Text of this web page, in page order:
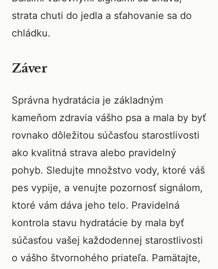
strata chuti do jedla a sťahovanie sa do
chládku.
Záver
Správna hydratácia je základným
kameňom zdravia vášho psa a mala by byť
rovnako dôležitou súčasťou starostlivosti
ako kvalitná strava alebo pravidelný
pohyb. Sledujte množstvo vody, ktoré váš
pes vypije, a venujte pozornosť signálom,
ktoré vám dáva jeho telo. Pravidelná
kontrola stavu hydratácie by mala byť
súčasťou vašej každodennej starostlivosti
o vášho štvornohého priateľa. Pamätajte,